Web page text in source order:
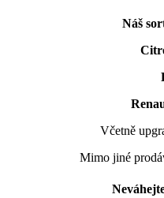
Náš
Včetně
Mimo jiné